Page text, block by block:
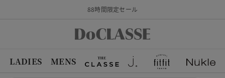
88時間限定セール
LADIES MENS